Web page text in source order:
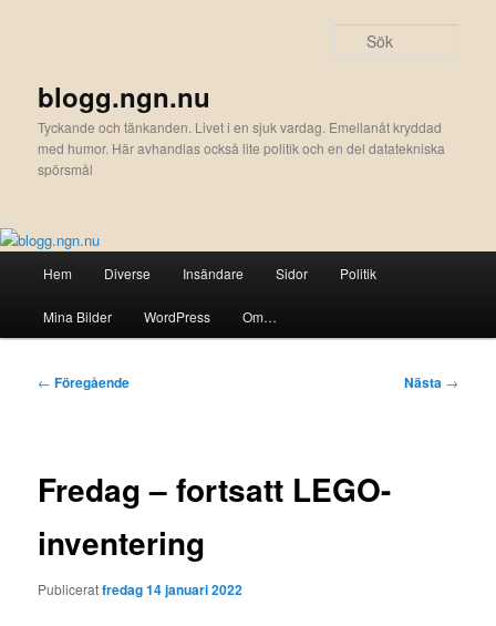
blogg.ngn.nu
Tyckande och tänkanden. Livet i en sjuk vardag. Emellanåt kryddad
med humor. Här avhandlas också lite politik och en del datatekniska
spörsmål
Hem Diverse Insändare Sidor Politik
Mina Bilder WordPress Om…
Inläggsnavigering
← Föregående Nästa →
Fredag – fortsatt LEGO-
inventering
Publiceratfredag 14 januari 2022